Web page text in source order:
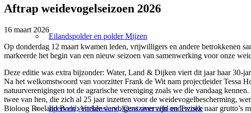
Eilandspolder en polder Mijzen
Ilperveld, Varkensland, Oostzanerveld en Twiske
Aftrap weidevogelseizoen 2026
16 maart 2026
Op donderdag 12 maart kwamen leden, vrijwilligers en andere betrokkenen
markeerde het begin van een nieuw seizoen van samenwerking voor onze
Deze editie was extra bijzonder: Water, Land & Dijken viert dit jaar haar 30-
Na het welkomstwoord van voorzitter Frank de Wit nam projectleider Tessa
natuurverenigingen tot de agrarische vereniging zoals we die vandaag
twee van hen, die zich al 25 jaar inzetten voor de weidevogelbescherming,
Bioloog Roeland Bom vertelde vervolgens over zijn onderzoek naar grutto’s